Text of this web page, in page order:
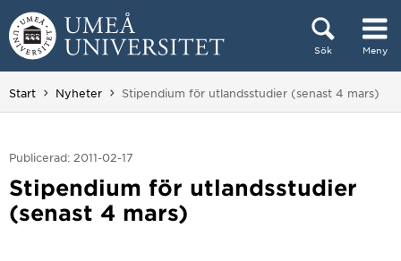
Hoppa direkt till innehållet
Sök Meny
Huvudmenyn dold.
Start Nyheter Du är här:
Stipendium för utlandsstudier (senast 4 mars)
Publicerad: 2011-02-17
Stipendium för utlandsstudier
(senast 4 mars)